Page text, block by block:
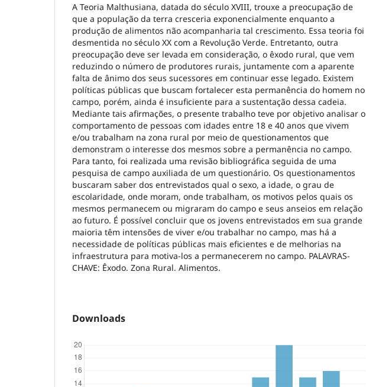
A Teoria Malthusiana, datada do século XVIII, trouxe a preocupação de
que a população da terra cresceria exponencialmente enquanto a
produção de alimentos não acompanharia tal crescimento. Essa teoria foi
desmentida no século XX com a Revolução Verde. Entretanto, outra
preocupação deve ser levada em consideração, o êxodo rural, que vem
reduzindo o número de produtores rurais, juntamente com a aparente
falta de ânimo dos seus sucessores em continuar esse legado. Existem
políticas públicas que buscam fortalecer esta permanência do homem no
campo, porém, ainda é insuficiente para a sustentação dessa cadeia.
Mediante tais afirmações, o presente trabalho teve por objetivo analisar o
comportamento de pessoas com idades entre 18 e 40 anos que vivem
e/ou trabalham na zona rural por meio de questionamentos que
demonstram o interesse dos mesmos sobre a permanência no campo.
Para tanto, foi realizada uma revisão bibliográfica seguida de uma
pesquisa de campo auxiliada de um questionário. Os questionamentos
buscaram saber dos entrevistados qual o sexo, a idade, o grau de
escolaridade, onde moram, onde trabalham, os motivos pelos quais os
mesmos permanecem ou migraram do campo e seus anseios em relação
ao futuro. É possível concluir que os jovens entrevistados em sua grande
maioria têm intensões de viver e/ou trabalhar no campo, mas há a
necessidade de políticas públicas mais eficientes e de melhorias na
infraestrutura para motiva-los a permanecerem no campo. PALAVRAS-
CHAVE: Êxodo. Zona Rural. Alimentos.
Downloads